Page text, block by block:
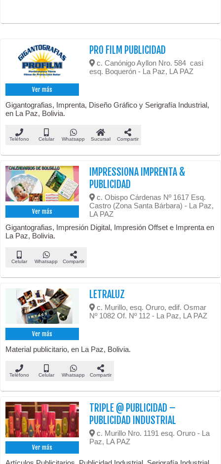
Ver más
PRO FILM PUBLICIDAD
c. Canónigo Ayllon Nro. 584 casi
esq. Boquerón - La Paz, LA PAZ
Gigantografias, Imprenta, Diseño Gráfico y Serigrafía Industrial,
en La Paz, Bolivia.
Teléfono Celular Whatsapp Sucursal Compartir
Ver más
IMPRESSIONA IMPRENTA &
PUBLICIDAD
c. Obispo Cárdenas Nº 1617 Esq.
Castro (Zona Santa Bárbara) - La Paz,
LA PAZ
Gigantografias, Impresión Digital, Impresión Offset e Imprenta en
La Paz, Bolivia.
Celular Whatsapp Compartir
Ver más
LETRALUZ
c. Murillo, esq. Oruro, edif. Osmar
Nº 1082 Of. Nº 112 - La Paz, LA PAZ
Material publicitario, en La Paz, Bolivia.
Teléfono Celular Whatsapp Compartir
Ver más
TRIPLE @ PUBLICIDAD –
PUBLICIDAD INDUSTRIAL
c. Murillo Nro. 1191 esq. Oruro - La
Paz, LA PAZ